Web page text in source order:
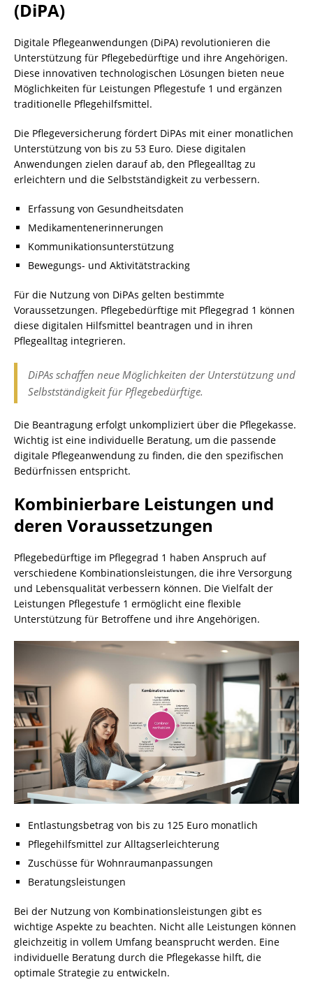
(DiPA)
Digitale Pflegeanwendungen (DiPA) revolutionieren die
Unterstützung für Pflegebedürftige und ihre Angehörigen.
Diese innovativen technologischen Lösungen bieten neue
Möglichkeiten für Leistungen Pflegestufe 1 und ergänzen
traditionelle Pflegehilfsmittel.
Die Pflegeversicherung fördert DiPAs mit einer monatlichen
Unterstützung von bis zu 53 Euro. Diese digitalen
Anwendungen zielen darauf ab, den Pflegealltag zu
erleichtern und die Selbstständigkeit zu verbessern.
Erfassung von Gesundheitsdaten
Medikamentenerinnerungen
Kommunikationsunterstützung
Bewegungs- und Aktivitätstracking
Für die Nutzung von DiPAs gelten bestimmte
Voraussetzungen. Pflegebedürftige mit Pflegegrad 1 können
diese digitalen Hilfsmittel beantragen und in ihren
Pflegealltag integrieren.
DiPAs schaffen neue Möglichkeiten der Unterstützung und
Selbstständigkeit für Pflegebedürftige.
Die Beantragung erfolgt unkompliziert über die Pflegekasse.
Wichtig ist eine individuelle Beratung, um die passende
digitale Pflegeanwendung zu finden, die den spezifischen
Bedürfnissen entspricht.
Kombinierbare Leistungen und
deren Voraussetzungen
Pflegebedürftige im Pflegegrad 1 haben Anspruch auf
verschiedene Kombinationsleistungen, die ihre Versorgung
und Lebensqualität verbessern können. Die Vielfalt der
Leistungen Pflegestufe 1 ermöglicht eine flexible
Unterstützung für Betroffene und ihre Angehörigen.
Entlastungsbetrag von bis zu 125 Euro monatlich
Pflegehilfsmittel zur Alltagserleichterung
Zuschüsse für Wohnraumanpassungen
Beratungsleistungen
Bei der Nutzung von Kombinationsleistungen gibt es
wichtige Aspekte zu beachten. Nicht alle Leistungen können
gleichzeitig in vollem Umfang beansprucht werden. Eine
individuelle Beratung durch die Pflegekasse hilft, die
optimale Strategie zu entwickeln.